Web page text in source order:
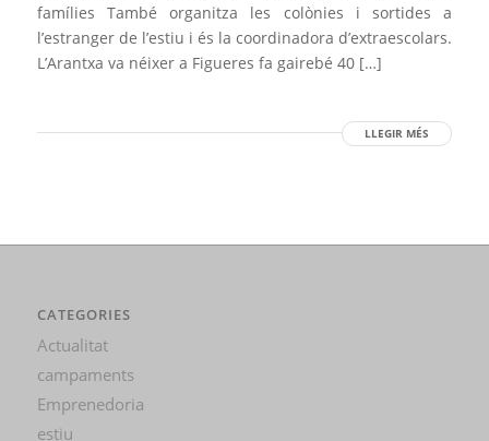
famílies També organitza les colònies i sortides a
l’estranger de l’estiu i és la coordinadora d’extraescolars.
L’Arantxa va néixer a Figueres fa gairebé 40 […]
LLEGIR MÉS
CATEGORIES
Actualitat
campaments
Emprenedoria
estiu